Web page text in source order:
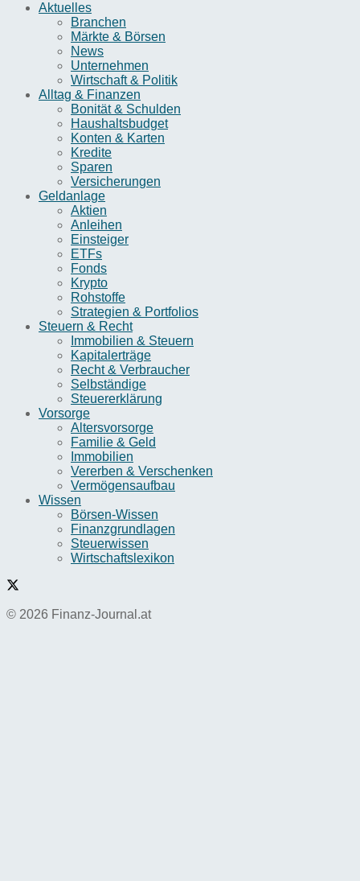
Aktuelles
Branchen
Märkte & Börsen
News
Unternehmen
Wirtschaft & Politik
Alltag & Finanzen
Bonität & Schulden
Haushaltsbudget
Konten & Karten
Kredite
Sparen
Versicherungen
Geldanlage
Aktien
Anleihen
Einsteiger
ETFs
Fonds
Krypto
Rohstoffe
Strategien & Portfolios
Steuern & Recht
Immobilien & Steuern
Kapitalerträge
Recht & Verbraucher
Selbständige
Steuererklärung
Vorsorge
Altersvorsorge
Familie & Geld
Immobilien
Vererben & Verschenken
Vermögensaufbau
Wissen
Börsen-Wissen
Finanzgrundlagen
Steuerwissen
Wirtschaftslexikon
© 2026 Finanz-Journal.at